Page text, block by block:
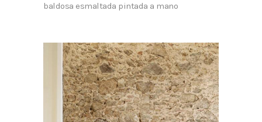
baldosa esmaltada pintada a mano